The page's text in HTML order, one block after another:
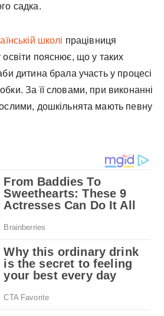
садка.
школі працівниця
освіти пояснює, що у таких
дитина брала участь у процесі
За її словами, при виконанні
дошкільнята мають певну